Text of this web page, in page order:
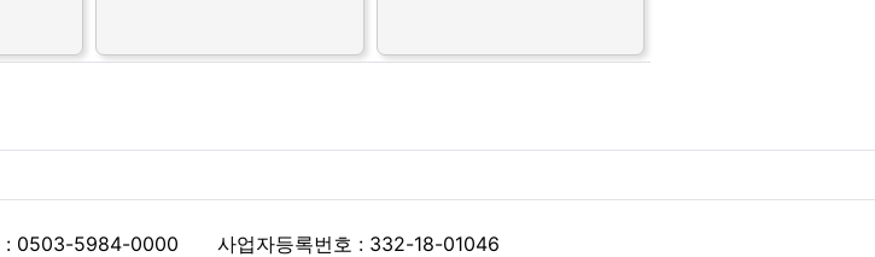
: 0503-5984-0000 사업자등록번호 : 332-18-01046